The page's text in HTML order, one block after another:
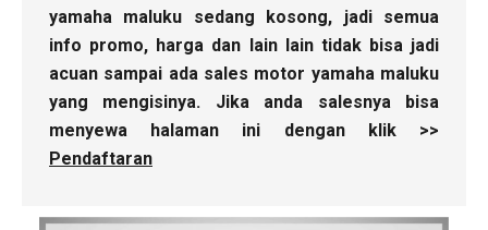
yamaha maluku sedang kosong, jadi semua
info promo, harga dan lain lain tidak bisa jadi
acuan sampai ada sales motor yamaha maluku
yang mengisinya. Jika anda salesnya bisa
menyewa halaman ini dengan klik >>
Pendaftaran